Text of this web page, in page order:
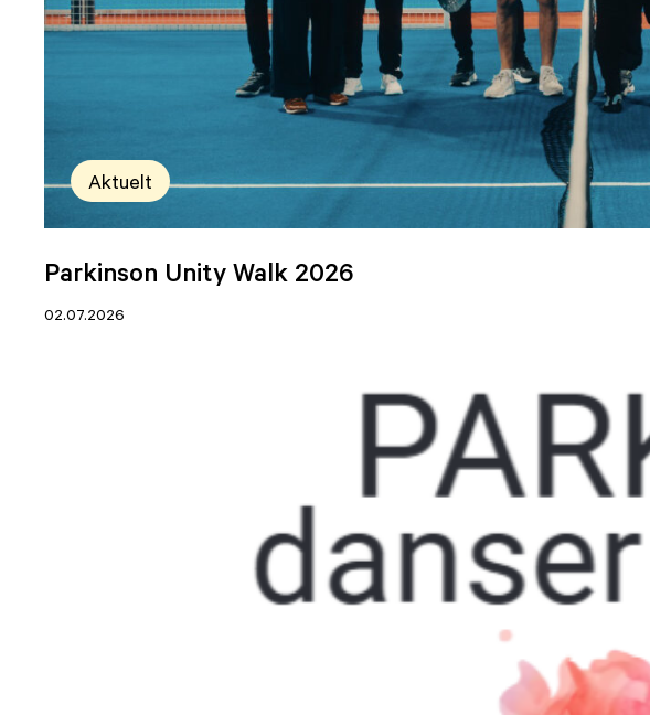
Aktuelt
Parkinson Unity Walk 2026
02.07.2026